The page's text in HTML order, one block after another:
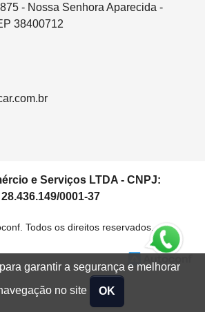
garantir a segurança e melhorar
no site OK
- Nossa Senhora Aparecida -
38400712
e Serviços LTDA - CNPJ:
28.436.149/0001-37
Todos os direitos reservados.